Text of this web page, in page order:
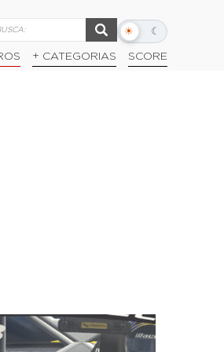
☀ ☾
Alternar
escuro
+ CATEGORIAS SCORE